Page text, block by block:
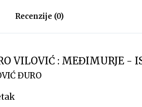
Recenzije (0)
VILOVIĆ : MEĐIMURJE -
ĐURO